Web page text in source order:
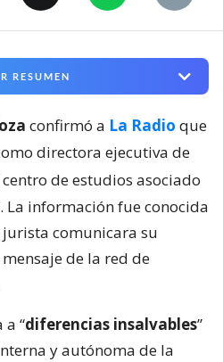
RESUMEN
confirmó a La Radio que
directora ejecutiva de
centro de estudios asociado
La información fue conocida
comunicara su
de la red de
“diferencias insalvables”
y autónoma de la